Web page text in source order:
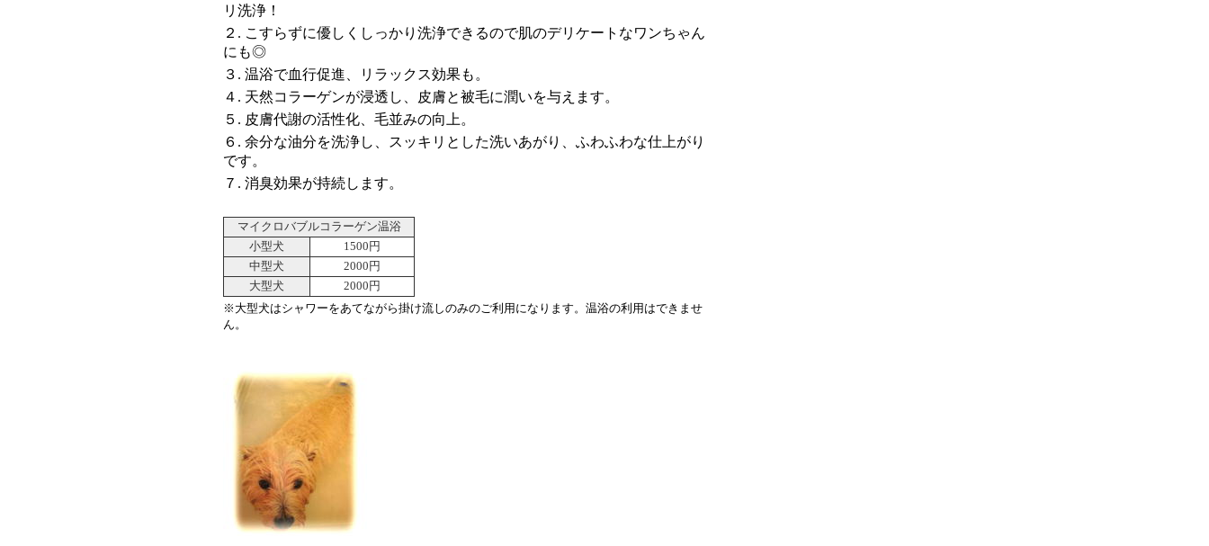
リ洗浄！
２. こすらずに優しくしっかり洗浄できるので肌のデリケートなワンちゃん
にも◎
３. 温浴で血行促進、リラックス効果も。
４. 天然コラーゲンが浸透し、皮膚と被毛に潤いを与えます。
５. 皮膚代謝の活性化、毛並みの向上。
６. 余分な油分を洗浄し、スッキリとした洗いあがり、ふわふわな仕上がり
です。
７. 消臭効果が持続します。
マイクロバブルコラーゲン温浴
小型犬
1500円
中型犬
2000円
大型犬
2000円
※大型犬はシャワーをあてながら掛け流しのみのご利用になります。温浴の利用はできませ
ん。